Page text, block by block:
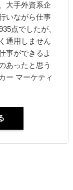
大手外資系企
いながら仕事
点でしたが、
通用しません
事ができるよ
あったと思う
ー マーケティ